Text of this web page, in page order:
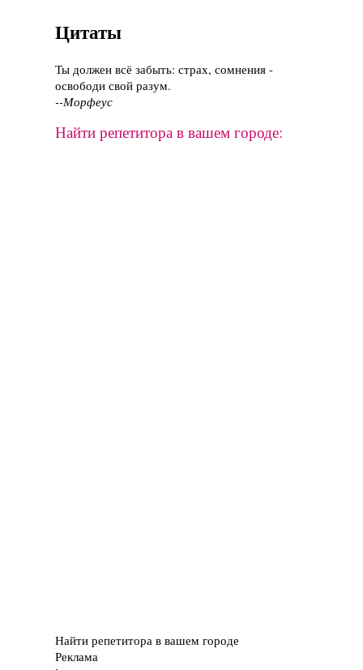
Цитаты
Ты должен всё забыть: страх, сомнения -
освободи свой разум.
--Морфеус
Найти репетитора в вашем городе:
Найти репетитора в вашем городе
Реклама